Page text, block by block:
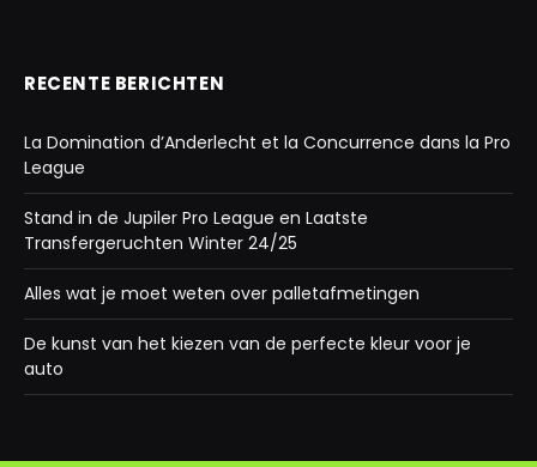
RECENTE BERICHTEN
La Domination d’Anderlecht et la Concurrence dans la Pro
League
Stand in de Jupiler Pro League en Laatste
Transfergeruchten Winter 24/25
Alles wat je moet weten over palletafmetingen
De kunst van het kiezen van de perfecte kleur voor je
auto